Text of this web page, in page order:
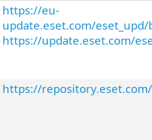
https://eu-
update.eset.com/
https://update.eset.com/
https://